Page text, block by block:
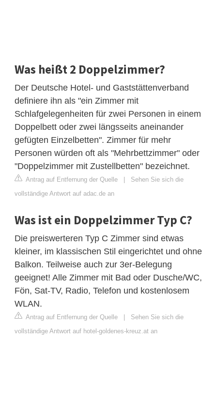
Was heißt 2 Doppelzimmer?
Der Deutsche Hotel- und Gaststättenverband
definiere ihn als "ein Zimmer mit
Schlafgelegenheiten für zwei Personen in einem
Doppelbett oder zwei längsseits aneinander
gefügten Einzelbetten". Zimmer für mehr
Personen würden oft als "Mehrbettzimmer" oder
"Doppelzimmer mit Zustellbetten" bezeichnet.
Antrag auf Entfernung der Quelle
Sehen Sie sich die
vollständige Antwort auf adac.de an
Was ist ein Doppelzimmer Typ C?
Die preiswerteren Typ C Zimmer sind etwas
kleiner, im klassischen Stil eingerichtet und ohne
Balkon. Teilweise auch zur 3er-Belegung
geeignet! Alle Zimmer mit Bad oder Dusche/WC,
Fön, Sat-TV, Radio, Telefon und kostenlosem
WLAN.
Antrag auf Entfernung der Quelle
Sehen Sie sich die
vollständige Antwort auf hotel-goldenes-kreuz.at an